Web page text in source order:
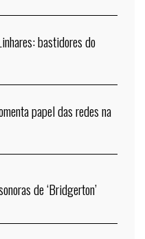
bastidores do
papel das redes na
de ‘Bridgerton’